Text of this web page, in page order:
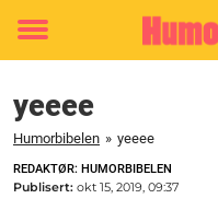
Toggle
yeeee
Humorbibelen » yeeee
REDAKTØR: HUMORBIBELEN
Publisert: okt 15, 2019, 09:37